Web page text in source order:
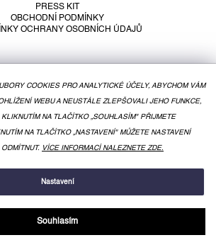
COOKIES PRO ANALYTICKÉ ÚČELY, ABYCHOM VÁM
WEBU A NEUSTÁLE ZLEPŠOVALI JEHO FUNKCE,
NA TLAČÍTKO „SOUHLASÍM" PŘIJMETE
NA TLAČÍTKO „NASTAVENÍ" MŮŽETE NASTAVENÍ
VÍCE INFORMACÍ NALEZNETE ZDE.
Nastavení
Souhlasím
PRESS KIT
OBCHODNÍ PODMÍNKY
OCHRANY OSOBNÍCH ÚDAJŮ
VYTVOŘIL SHOPTET